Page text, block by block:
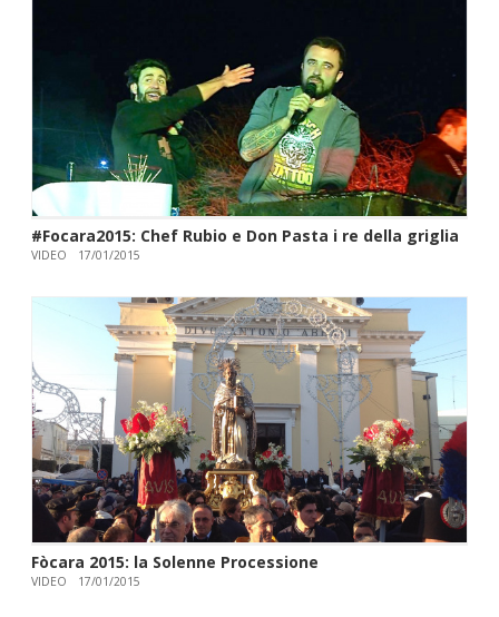
#Focara2015: Chef Rubio e Don Pasta i re della griglia
VIDEO 17/01/2015
Fòcara 2015: la Solenne Processione
VIDEO 17/01/2015